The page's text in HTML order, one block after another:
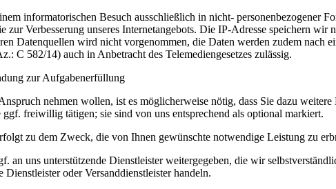
informatorischen Besuch ausschließlich in nicht- personenbezogener
zur Verbesserung unseres Internetangebots. Die IP-Adresse speichern
Datenquellen wird nicht vorgenommen, die Daten werden zudem nach
C 582/14) auch in Anbetracht des Telemediengesetzes zulässig.
zur Aufgabenerfüllung
nehmen wollen, ist es möglicherweise nötig, dass Sie dazu
freiwillig tätigen; sie sind von uns entsprechend als optional markiert.
zu dem Zweck, die von Ihnen gewünschte notwendige Leistung zu
an uns unterstützende Dienstleister weitergegeben, die wir
oder Versanddienstleister handeln.